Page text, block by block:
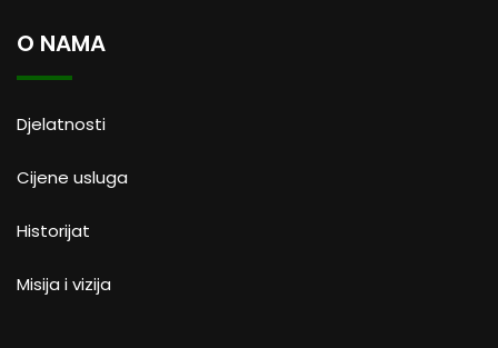
O NAMA
Djelatnosti
Cijene usluga
Historijat
Misija i vizija